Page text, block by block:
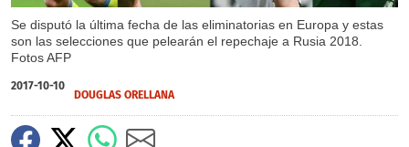
Se disputó la última fecha de las eliminatorias en Europa y estas
son las selecciones que pelearán el repechaje a Rusia 2018.
Fotos AFP
2017-10-10
DOUGLAS ORELLANA